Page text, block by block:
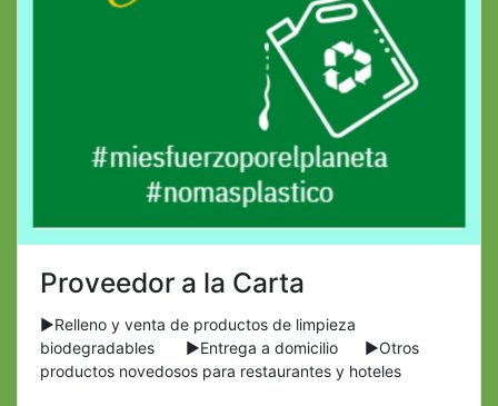
Proveedor a la Carta
►Relleno y venta de productos de limpieza
biodegradables ►Entrega a domicilio ►Otros
productos novedosos para restaurantes y hoteles